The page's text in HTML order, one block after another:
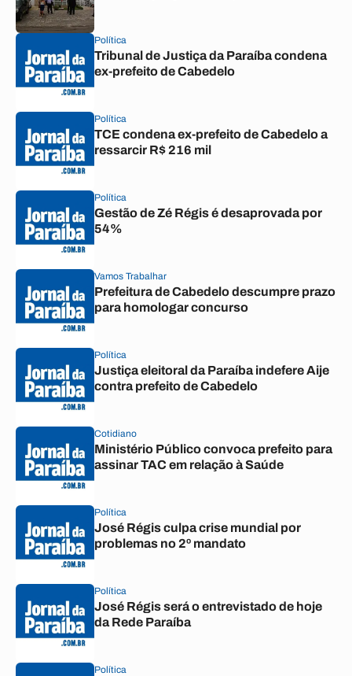
Política
Tribunal de Justiça da Paraíba condena
ex-prefeito de Cabedelo
Política
TCE condena ex-prefeito de Cabedelo a
ressarcir R$ 216 mil
Política
Gestão de Zé Régis é desaprovada por
54%
Vamos Trabalhar
Prefeitura de Cabedelo descumpre prazo
para homologar concurso
Política
Justiça eleitoral da Paraíba indefere Aije
contra prefeito de Cabedelo
Cotidiano
Ministério Público convoca prefeito para
assinar TAC em relação à Saúde
Política
José Régis culpa crise mundial por
problemas no 2º mandato
Política
José Régis será o entrevistado de hoje
da Rede Paraíba
Política